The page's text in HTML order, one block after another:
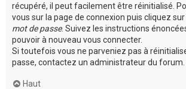
récupéré, il peut facilement être réinitialisé.
vous sur la page de connexion puis cliquez sur
mot de passe. Suivez les instructions
pouvoir à nouveau vous connecter.
Si toutefois vous ne parveniez pas à
passe, contactez un administrateur du forum.
Haut